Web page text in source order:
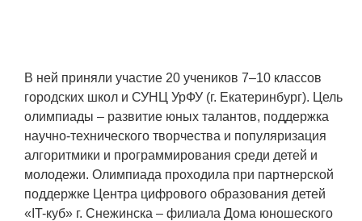
металлов и сплавов»
Аспирантура
Премии молодым ученым
Интеллектуальная собственность
Семинар «Моделирование технологий
ЯТЦ»
В ней приняли участие 20 учеников 7–10 классов
городских школ и СУНЦ УрФУ (г. Екатеринбург). Цель
олимпиады – развитие юных талантов, поддержка
научно-технического творчества и популяризация
алгоритмики и программирования среди детей и
молодежи. Олимпиада проходила при партнерской
поддержке Центра цифрового образования детей
«IT-куб» г. Снежинска – филиала Дома юношеского